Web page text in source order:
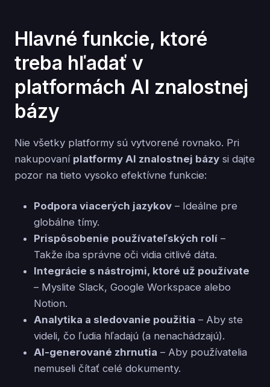
Hlavné funkcie, ktoré
treba hľadať v
platformách AI znalostnej
bázy
Nie všetky platformy sú vytvorené rovnako. Pri
nakupovaní platformy AI znalostnej bázy si dajte
pozor na tieto vysoko efektívne funkcie:
Podpora viacerých jazykov – Ideálne pre
globálne tímy.
Prispôsobenie používateľských rolí –
Takže iba správne oči vidia citlivé dáta.
Integrácie s nástrojmi, ktoré už používate
– Myslite Slack, Google Workspace alebo
Notion.
Analytika a sledovanie použitia – Aby ste
videli, čo ľudia hľadajú (a nenachádzajú).
AI-generované zhrnutia – Aby používatelia
nemuseli čítať celé dokumenty.